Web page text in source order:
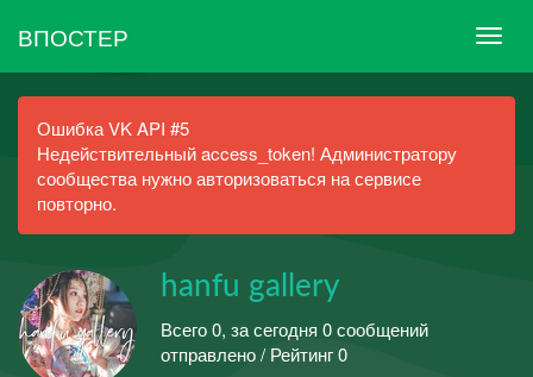
ВПОСТЕР
Ошибка VK API #5
Недействительный access_token! Администратору
сообщества нужно авторизоваться на сервисе
повторно.
hanfu gallery
Всего 0, за сегодня 0 сообщений
отправлено / Рейтинг 0